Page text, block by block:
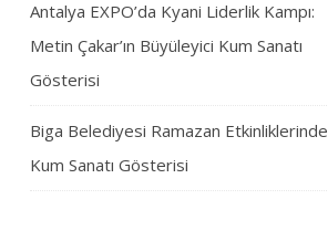
Antalya EXPO’da Kyani Liderlik Kampı:
Metin Çakar’ın Büyüleyici Kum Sanatı
Gösterisi
Biga Belediyesi Ramazan Etkinliklerinde
Kum Sanatı Gösterisi